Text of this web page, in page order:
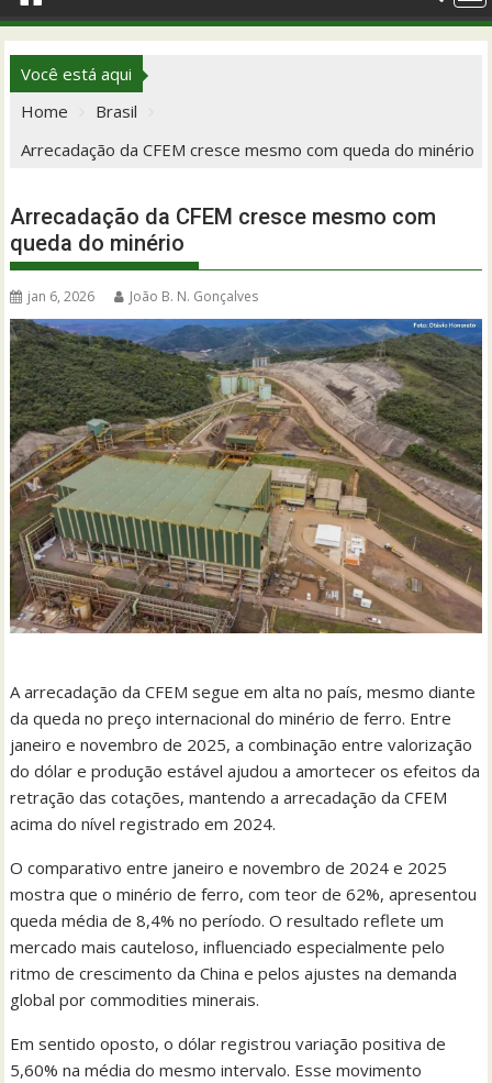
Você está aqui
Home
Brasil
Arrecadação da CFEM cresce mesmo com queda do minério
Arrecadação da CFEM cresce mesmo com
queda do minério
jan 6, 2026 João B. N. Gonçalves
A arrecadação da CFEM segue em alta no país, mesmo diante
da queda no preço internacional do minério de ferro. Entre
janeiro e novembro de 2025, a combinação entre valorização
do dólar e produção estável ajudou a amortecer os efeitos da
retração das cotações, mantendo a arrecadação da CFEM
acima do nível registrado em 2024.
O comparativo entre janeiro e novembro de 2024 e 2025
mostra que o minério de ferro, com teor de 62%, apresentou
queda média de 8,4% no período. O resultado reflete um
mercado mais cauteloso, influenciado especialmente pelo
ritmo de crescimento da China e pelos ajustes na demanda
global por commodities minerais.
Em sentido oposto, o dólar registrou variação positiva de
5,60% na média do mesmo intervalo. Esse movimento